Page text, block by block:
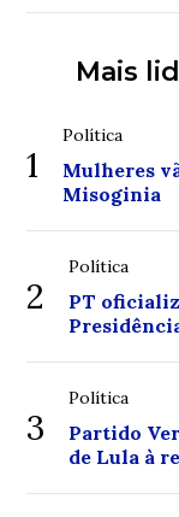
Mais
1
Política
Mulheres
Misoginia
2
Política
PT
3
Política
Partido
de Lula à